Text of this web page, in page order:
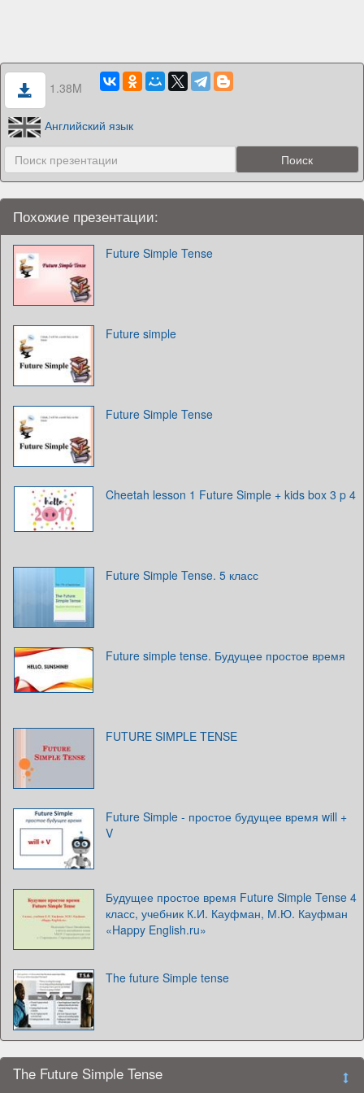
1.38M
Английский язык
Похожие презентации:
Future Simple Tense
Future simple
Future Simple Tense
Cheetah lesson 1 Future Simple + kids box 3 p 4
Future Simple Tense. 5 класс
Future simple tense. Будущее простое время
FUTURE SIMPLE TENSE
Future Simple - простое будущее время will +
V
Будущее простое время Future Simple Tense 4
класс, учебник К.И. Кауфман, М.Ю. Кауфман
«Happy English.ru»
The future Simple tense
The Future Simple Tense